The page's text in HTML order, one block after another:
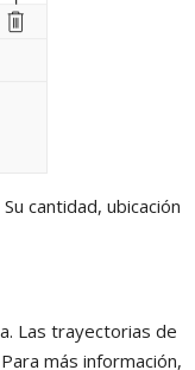
cantidad, ubicación
Las trayectorias de
más información,